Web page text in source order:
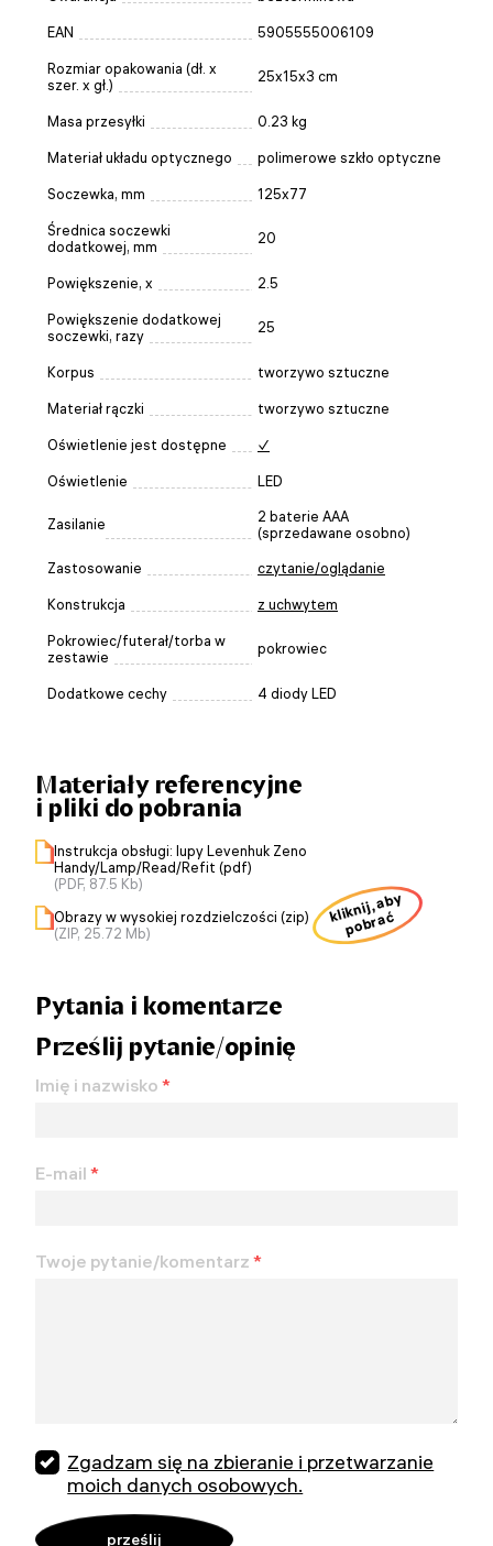
EAN 5905555006109
Rozmiar opakowania (dł. x
szer. x gł.)
25x15x3 cm
Masa przesyłki 0.23 kg
Materiał układu optycznego polimerowe szkło optyczne
Soczewka, mm 125x77
Średnica soczewki
dodatkowej, mm
20
Powiększenie, x 2.5
Powiększenie dodatkowej
soczewki, razy
25
Korpus tworzywo sztuczne
Materiał rączki tworzywo sztuczne
Oświetlenie jest dostępne ✓
Oświetlenie LED
Zasilanie
2 baterie AAA
(sprzedawane osobno)
Zastosowanie czytanie/oglądanie
Konstrukcja z uchwytem
Pokrowiec/futerał/torba w
zestawie
pokrowiec
Dodatkowe cechy 4 diody LED
Materiały referencyjne
i pliki do pobrania
Instrukcja obsługi: lupy Levenhuk Zeno
Handy/Lamp/Read/Refit (pdf)
(PDF, 87.5 Kb)
Obrazy w wysokiej rozdzielczości (zip)
(ZIP, 25.72 Mb)
kliknij, aby
pobrać
Pytania i komentarze
Prześlij pytanie/opinię
Imię i nazwisko *
E-mail *
Twoje pytanie/komentarz *
Zgadzam się na zbieranie i przetwarzanie
moich danych osobowych.